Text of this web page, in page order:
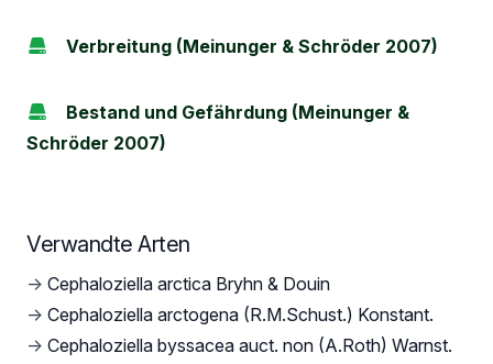
Verbreitung (Meinunger & Schröder 2007)
Bestand und Gefährdung (Meinunger &
Schröder 2007)
Verwandte Arten
→ Cephaloziella arctica Bryhn & Douin
→ Cephaloziella arctogena (R.M.Schust.) Konstant.
→ Cephaloziella byssacea auct. non (A.Roth) Warnst.